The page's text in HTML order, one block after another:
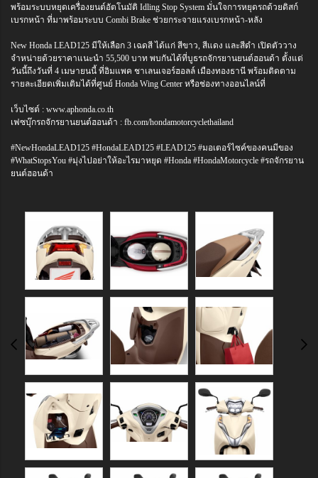
พร้อมระบบหยุดเครื่องยนต์อัตโนมัติ Idling Stop System มั่นใจการหยุดรถด้วยดิสก์
เบรกหน้า ที่มาพร้อมระบบ Combi Brake ช่วยกระจายแรงเบรกหน้า-หลัง
New Honda LEAD125 มีให้เลือก 3 เฉดสี ได้แก่ สีขาว, สีแดง และสีดำ เปิดตัววาง
จำหน่ายด้วยราคาแนะนำ 55,500 บาท พบกันได้ที่บูธรถจักรยานยนต์ฮอนด้า ตั้งแต่
วันนี้ถึงวันที่ 4 เมษายนนี้ ที่อิมแพค ชาเลนเจอร์ฮอลล์ เมืองทองธานี พร้อมติดตาม
รายละเอียดเพิ่มเติมได้ที่ศูนย์ Honda Wing Center หรือช่องทางออนไลน์ที่
เว็บไซต์ : www.aphonda.co.th
เฟซบุ๊กรถจักรยานยนต์ฮอนด้า : fb.com/hondamotorcyclethailand
#NewHondaLEAD125 #HondaLEAD125 #LEAD125 #มอเตอร์ไซค์ของคนมีของ
#WhatStopsYou #มุ่งไปอย่าให้อะไรมาหยุด #Honda #HondaMotorcycle #รถจักรยาน
ยนต์ฮอนด้า